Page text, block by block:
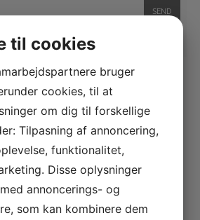
polish
til cookies
bruger
cookies, til at
om dig til forskellige
Tilpasning af annoncering,
funktionalitet,
Disse oplysninger
annoncerings- og
som kan kombinere dem